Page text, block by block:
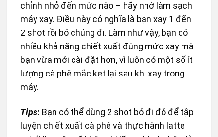
chỉnh nhỏ đến mức nào – hãy nhớ làm sạch
máy xay. Điều này có nghĩa là bạn xay 1 đến
2 shot rồi bỏ chúng đi. Làm như vậy, bạn có
nhiều khả năng chiết xuất đúng mức xay mà
bạn vừa mới cài đặt hơn, vì luôn có một số ít
lượng cà phê mắc kẹt lại sau khi xay trong
máy.
Tips: Bạn có thể dùng 2 shot bỏ đi đó để tập
luyện chiết xuất cà phê và thực hành latte